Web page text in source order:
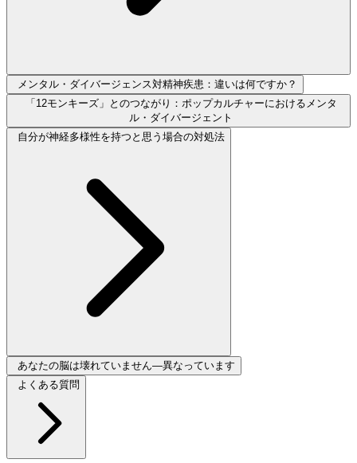
メンタル・ダイバージェンス対精神疾患：違いは何ですか？
「12モンキーズ」とのつながり：ポップカルチャーにおけるメンタ
ル・ダイバージェント
自分が神経多様性を持つと思う場合の対処法
あなたの脳は壊れていません—異なっています
よくある質問